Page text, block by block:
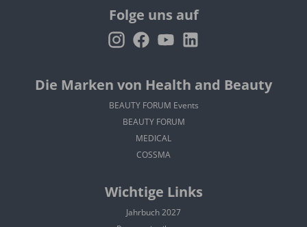
Folge uns auf
Die Marken von Health and Beauty
BEAUTY FORUM Events
BEAUTY FORUM
MEDICAL
COSSMA
Wichtige Links
Jahrbuch 2027